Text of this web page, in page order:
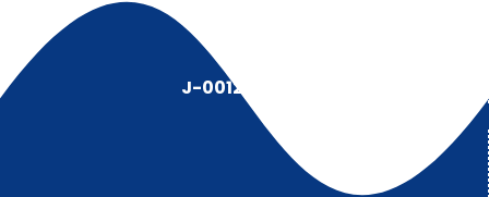
J-00128491-5